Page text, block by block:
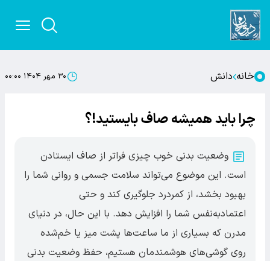
خانه دانش ۳۰ مهر ۱۴۰۴ ۰۰:۰۰
چرا باید همیشه صاف بایستید!؟
وضعیت بدنی خوب چیزی فراتر از صاف ایستادن
است. این موضوع می‌تواند سلامت جسمی و روانی شما را
بهبود بخشد، از کمردرد جلوگیری کند و حتی
اعتمادبه‌نفس شما را افزایش دهد. با این حال، در دنیای
مدرن که بسیاری از ما ساعت‌ها پشت میز یا خم‌شده
روی گوشی‌های هوشمندمان هستیم، حفظ وضعیت بدنی